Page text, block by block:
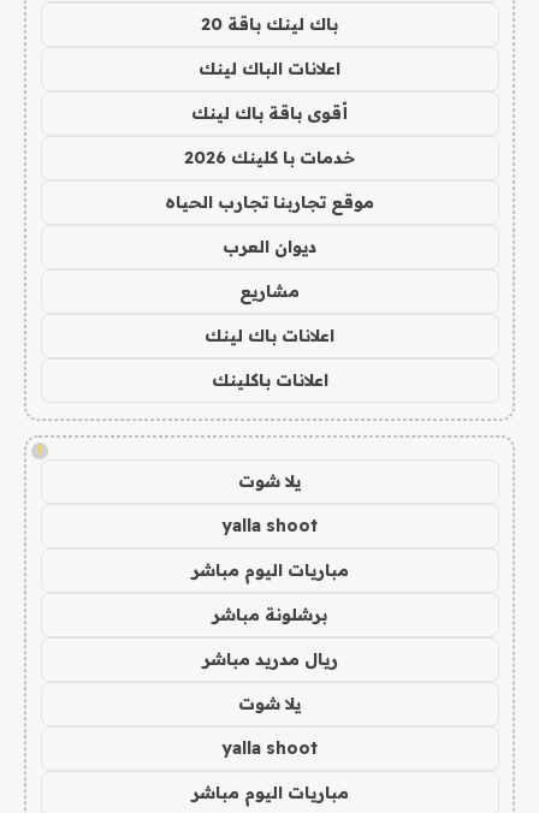
باك لينك باقة 20
اعلانات الباك لينك
أقوى باقة باك لينك
خدمات با كلينك 2026
موقع تجاربنا تجارب الحياه
ديوان العرب
مشاريع
اعلانات باك لينك
اعلانات باكلينك
!
يلا شوت
yalla shoot
مباريات اليوم مباشر
برشلونة مباشر
ريال مدريد مباشر
يلا شوت
yalla shoot
مباريات اليوم مباشر